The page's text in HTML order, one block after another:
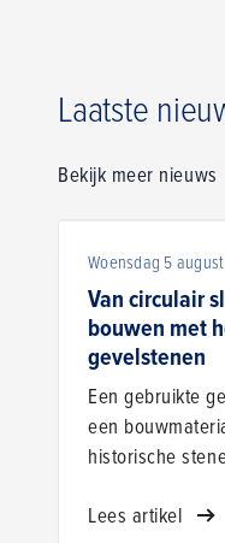
Laatste
Bekijk meer nieuws
Woensdag 5
Van circulair
bouwen met
gevelstenen
Een gebruikte
een
historische
daalt de CO₂-
Lees artikel